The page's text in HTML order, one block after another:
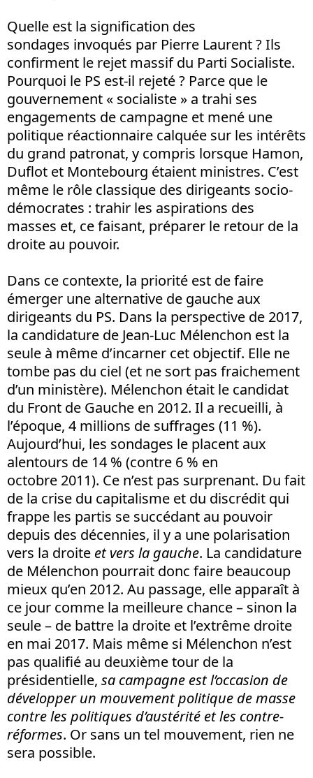
Quelle est la signification des
sondages invoqués par Pierre Laurent ? Ils
confirment le rejet massif du Parti Socialiste.
Pourquoi le PS est-il rejeté ? Parce que le
gouvernement « socialiste » a trahi ses
engagements de campagne et mené une
politique réactionnaire calquée sur les intérêts
du grand patronat, y compris lorsque Hamon,
Duflot et Montebourg étaient ministres. C’est
même le rôle classique des dirigeants socio-
démocrates : trahir les aspirations des
masses et, ce faisant, préparer le retour de la
droite au pouvoir.
Dans ce contexte, la priorité est de faire
émerger une alternative de gauche aux
dirigeants du PS. Dans la perspective de 2017,
la candidature de Jean-Luc Mélenchon est la
seule à même d’incarner cet objectif. Elle ne
tombe pas du ciel (et ne sort pas fraichement
d’un ministère). Mélenchon était le candidat
du Front de Gauche en 2012. Il a recueilli, à
l’époque, 4 millions de suffrages (11 %).
Aujourd’hui, les sondages le placent aux
alentours de 14 % (contre 6 % en
octobre 2011). Ce n’est pas surprenant. Du fait
de la crise du capitalisme et du discrédit qui
frappe les partis se succédant au pouvoir
depuis des décennies, il y a une polarisation
vers la droite et vers la gauche. La candidature
de Mélenchon pourrait donc faire beaucoup
mieux qu’en 2012. Au passage, elle apparaît à
ce jour comme la meilleure chance – sinon la
seule – de battre la droite et l’extrême droite
en mai 2017. Mais même si Mélenchon n’est
pas qualifié au deuxième tour de la
présidentielle, sa campagne est l’occasion de
développer un mouvement politique de masse
contre les politiques d’austérité et les contre-
réformes. Or sans un tel mouvement, rien ne
sera possible.